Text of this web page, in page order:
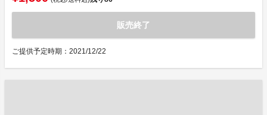
販売終了
ご提供予定時期：2021/12/22